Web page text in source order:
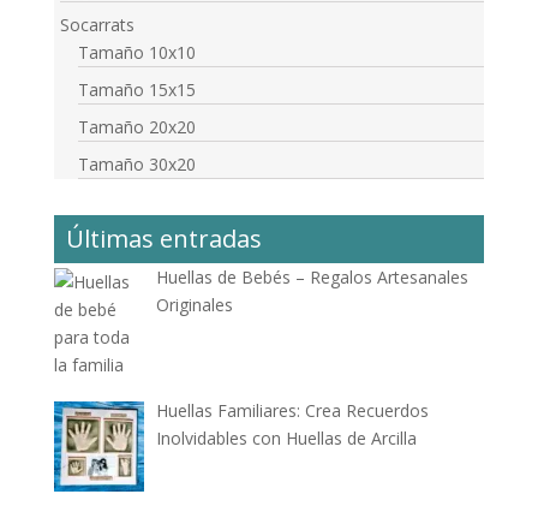
Socarrats
Tamaño 10x10
Tamaño 15x15
Tamaño 20x20
Tamaño 30x20
Últimas entradas
Huellas de Bebés – Regalos Artesanales
Originales
Huellas Familiares: Crea Recuerdos
Inolvidables con Huellas de Arcilla